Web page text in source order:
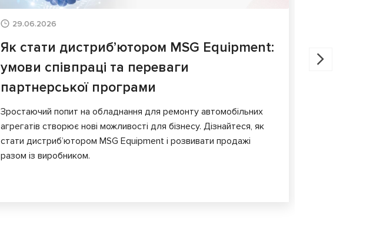
29.06.2026
Як стати дистриб’ютором MSG Equipment:
умови співпраці та переваги
партнерської програми
Зростаючий попит на обладнання для ремонту автомобільних
агрегатів створює нові можливості для бізнесу. Дізнайтеся, як
стати дистриб’ютором MSG Equipment і розвивати продажі
разом із виробником.